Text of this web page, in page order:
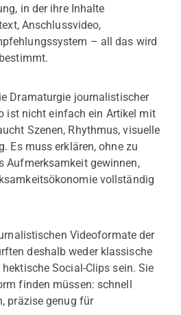
in der ihre Inhalte
Anschlussvideo,
– all das wird
Dramaturgie journalistischer
ist nicht einfach ein Artikel mit
Szenen, Rhythmus, visuelle
Es muss erklären, ohne zu
Aufmerksamkeit gewinnen,
vollständig
Videoformate der
deshalb weder klassische
Social-Clips sein. Sie
finden müssen: schnell
präzise genug für